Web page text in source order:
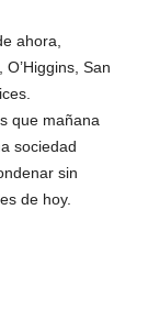
ahora,
San
que mañana
sociedad
sin
de hoy.